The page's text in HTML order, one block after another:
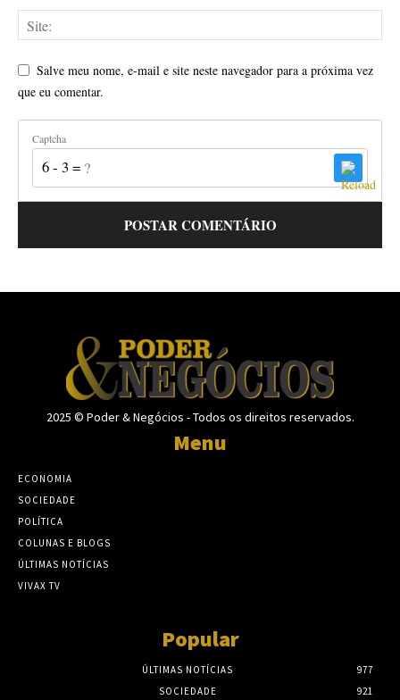
Salve meu nome, e-mail e site neste navegador para a próxima vez
que eu comentar.
Captcha
6 - 3 = ?
2025 © Poder & Negócios - Todos os direitos reservados.
Menu
ECONOMIA
SOCIEDADE
POLÍTICA
COLUNAS E BLOGS
ÚLTIMAS NOTÍCIAS
VIVAX TV
Popular
ÚLTIMAS NOTÍCIAS
977
SOCIEDADE
921